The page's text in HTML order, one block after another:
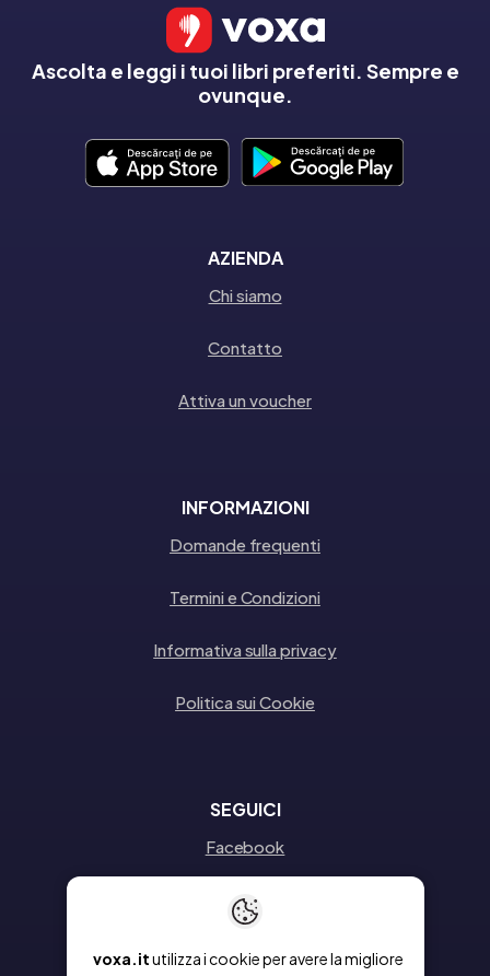
voxa.itutilizza i cookie per avere la migliore
Ascolta e leggi i tuoi libri preferiti. Sempre e
ovunque.
AZIENDA
Chi siamo
Contatto
Attiva un voucher
INFORMAZIONI
Domande frequenti
Termini e Condizioni
Informativa sulla privacy
Politica sui Cookie
SEGUICI
Facebook
Instagram
Linkedin